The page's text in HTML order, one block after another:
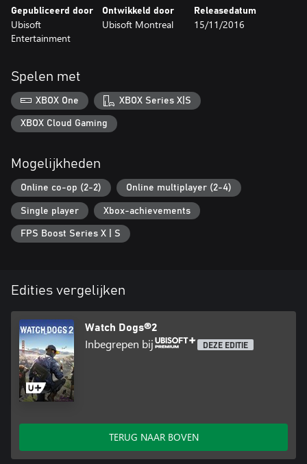
Gepubliceerd door
Ubisoft
Entertainment
Ontwikkeld door
Ubisoft Montreal
Releasedatum
15/11/2016
Spelen met
XBOX One XBOX Series X|S
XBOX Cloud Gaming
Mogelijkheden
Online co-op (2-2) Online multiplayer (2-4)
Single player Xbox-achievements
FPS Boost Series X | S
Edities vergelijken
Watch Dogs®2
Inbegrepen bij DEZE EDITIE
TERUG NAAR BOVEN